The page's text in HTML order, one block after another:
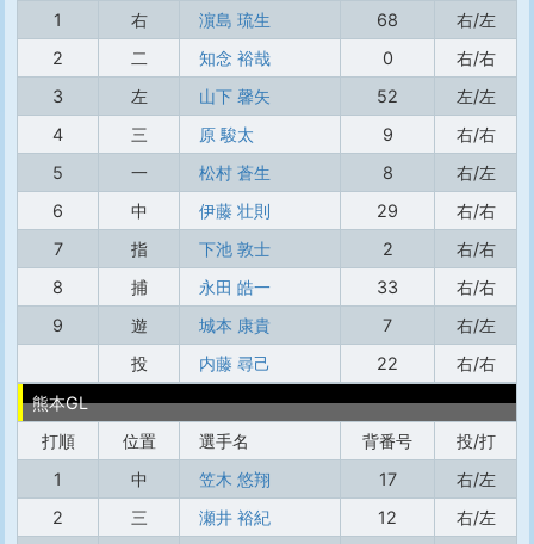
1
右 濵島 琉生 68
右/左
2
二 知念 裕哉 0
右/右
3
左 山下 馨矢 52
左/左
4
三 原 駿太 9
右/右
5
一 松村 蒼生 8
右/左
6
中 伊藤 壮則 29
右/右
7
指 下池 敦士 2
右/右
8
捕 永田 皓一 33
右/右
9
遊 城本 康貴 7
右/左
投
内藤 尋己 22
右/右
熊本GL
打順
位置 選手名 背番号
投/打
1
中 笠木 悠翔 17
右/左
2
三 瀬井 裕紀 12
右/左